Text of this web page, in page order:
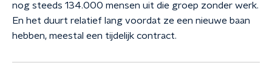
nog steeds 134.000 mensen uit die groep zonder werk.
En het duurt relatief lang voordat ze een nieuwe baan
hebben, meestal een tijdelijk contract.